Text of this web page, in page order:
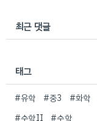
최근 댓글
태그
#유학 #중3 #화학
#수학II
#수학